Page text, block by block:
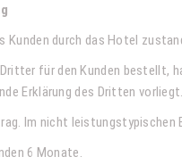
Kunden durch das Hotel
für den Kunden
Erklärung des Dritten vorliegt.
Im nicht
6 Monate.